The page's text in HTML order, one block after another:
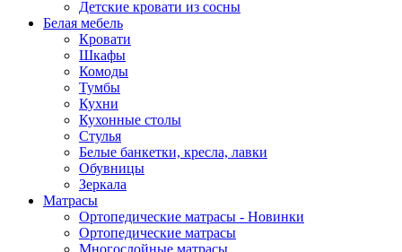
Детские кровати из сосны
Белая мебель
Кровати
Шкафы
Комоды
Тумбы
Кухни
Кухонные столы
Стулья
Белые банкетки, кресла, лавки
Обувницы
Зеркала
Матрасы
Ортопедические матрасы - Новинки
Ортопедические матрасы
Многослойные матрасы